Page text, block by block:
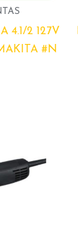
4.1/2 127V
#N